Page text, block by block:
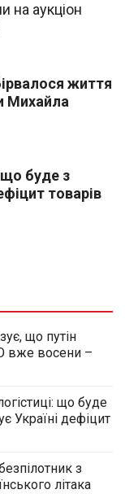
на аукціон
Михайла
що буде з
товарів
що путін
вже восени –
що буде
Україні дефіцит
з
літака